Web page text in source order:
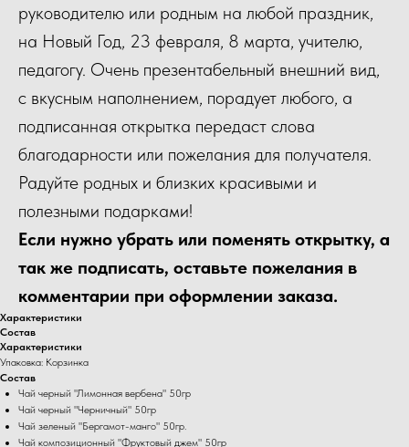
руководителю или родным на любой праздник,
на Новый Год, 23 февраля, 8 марта, учителю,
педагогу. Очень презентабельный внешний вид,
с вкусным наполнением, порадует любого, а
подписанная открытка передаст слова
благодарности или пожелания для получателя.
Радуйте родных и близких красивыми и
полезными подарками!
Если нужно убрать или поменять открытку, а
так же подписать, оставьте пожелания в
комментарии при оформлении заказа.
Характеристики
Состав
Характеристики
Упаковка: Корзинка
Состав
Чай черный "Лимонная вербена" 50гр
Чай черный "Черничный" 50гр
Чай зеленый "Бергамот-манго" 50гр.
Чай композиционный "Фруктовый джем" 50гр